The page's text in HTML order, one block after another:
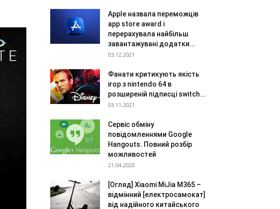
Apple назвала переможців
app store award і
перерахувала найбільш
завантажувані додатки...
03.12.2021
Фанати критикують якість
ігор з nintendo 64 в
розширеній підписці switch...
03.11.2021
Сервіс обміну
повідомленнями Google
Hangouts. Повний розбір
можливостей
21.04.2020
[Огляд] Xiaomi MiJia M365 –
відмінний [електросамокат]
від надійного китайського